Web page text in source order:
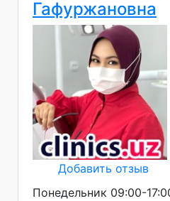
Гафуржановна
Добавить отзыв
Понедельник 09:00-